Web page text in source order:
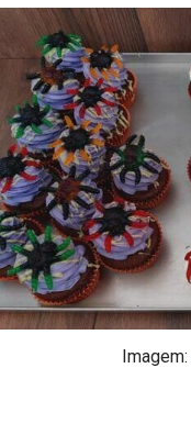
Imagem: